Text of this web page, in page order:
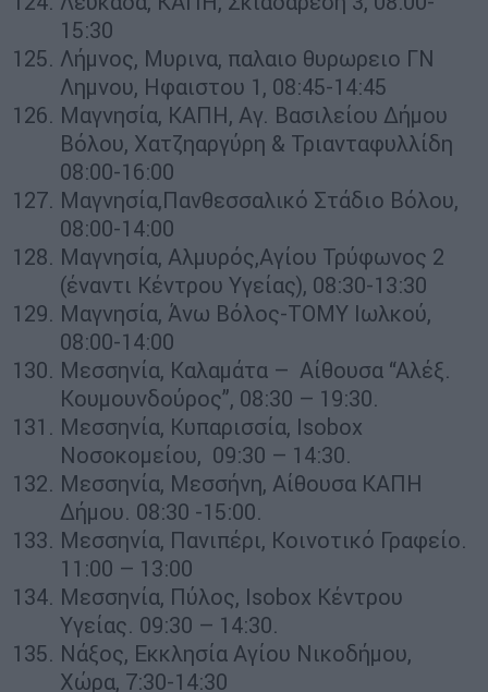
15:30
Λήμνος, Μυρινα, παλαιο θυρωρειο ΓΝ
Λημνου, Ηφαιστου 1, 08:45-14:45
Μαγνησία, ΚΑΠΗ, Αγ. Βασιλείου Δήμου
Βόλου, Χατζηαργύρη & Τριανταφυλλίδη
08:00-16:00
Μαγνησία,Πανθεσσαλικό Στάδιο Βόλου,
08:00-14:00
Μαγνησία, Αλμυρός,Αγίου Τρύφωνος 2
(έναντι Κέντρου Υγείας), 08:30-13:30
Μαγνησία, Άνω Βόλος-ΤΟΜΥ Ιωλκού,
08:00-14:00
Μεσσηνία, Καλαμάτα – Αίθουσα “Αλέξ.
Κουμουνδούρος”, 08:30 – 19:30.
Μεσσηνία, Κυπαρισσία, Isobox
Νοσοκομείου, 09:30 – 14:30.
Μεσσηνία, Μεσσήνη, Αίθουσα ΚΑΠΗ
Δήμου. 08:30 -15:00.
Μεσσηνία, Πανιπέρι, Κοινοτικό Γραφείο.
11:00 – 13:00
Μεσσηνία, Πύλος, Isobox Κέντρου
Υγείας. 09:30 – 14:30.
Νάξος, Εκκλησία Αγίου Νικοδήμου,
Χώρα, 7:30-14:30